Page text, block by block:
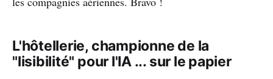
L'hôtellerie, championne de la
"lisibilité" pour l'IA ... sur le papier